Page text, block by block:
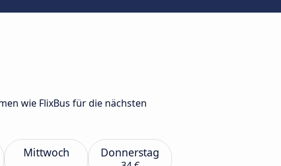
wie FlixBus für die nächsten
Mittwoch Donnerstag